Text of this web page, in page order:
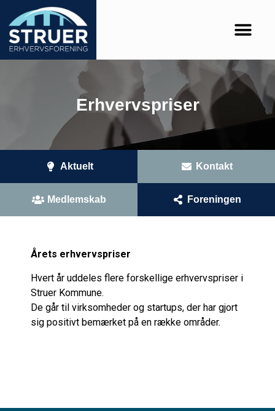
Erhvervspriser
Aktuelt Kontakt
Medlemskab Foreningen
Årets erhvervspriser
Hvert år uddeles flere forskellige erhvervspriser i
Struer Kommune.
De går til virksomheder og startups, der har gjort
sig positivt bemærket på en række områder.